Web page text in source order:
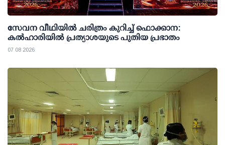
സേവന വീഥിയില്‍ ചരിത്രം കുറിച്ച് ഫൊക്കാന:
കല്‍ഹാരിയില്‍ പ്രത്യാശയുടെ പുതിയ പ്രഭാതം
07 08 2026